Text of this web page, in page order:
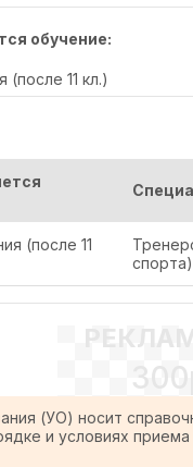
обучение:
11 кл.)
(после 11
спорта)
(УО) носит
и условиях